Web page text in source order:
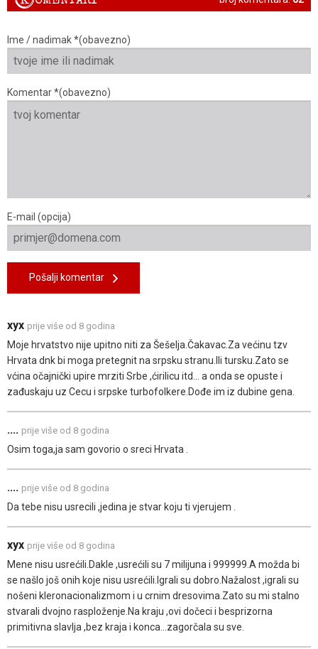
Ime / nadimak *(obavezno)
Komentar *(obavezno)
E-mail (opcija)
Pošalji komentar
xyx prije više od 8 godina
Moje hrvatstvo nije upitno niti za Šešelja.Čakavac.Za većinu tzv
Hrvata dnk bi moga pretegnit na srpsku stranu.Ili tursku.Zato se
vćina očajnički upire mrziti Srbe ,ćirilicu itd... a onda se opuste i
zađuskaju uz Cecu i srpske turbofolkere.Dođe im iz dubine gena.
.... prije više od 8 godina
Osim toga,ja sam govorio o sreci Hrvata .
.... prije više od 8 godina
Da tebe nisu usrecili ,jedina je stvar koju ti vjerujem .
xyx prije više od 8 godina
Mene nisu usrećili.Dakle ,usrećili su 7 milijuna i 999999.A možda bi
se našlo još onih koje nisu usrećili.Igrali su dobro.Nažalost ,igrali su
nošeni kleronacionalizmom i u crnim dresovima.Zato su mi stalno
stvarali dvojno rasploženje.Na kraju ,ovi dočeci i besprizorna
primitivna slavlja ,bez kraja i konca...zagorčala su sve.